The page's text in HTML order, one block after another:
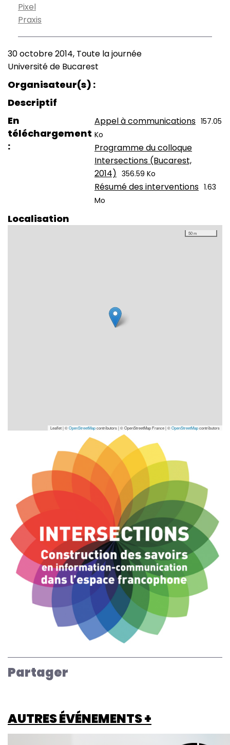
Pixel
Praxis
Date
(smart)
30 octobre 2014, Toute la journée
Lieu
Université de Bucarest
Organisateur(s)
Descriptif
En
téléchargement
Appel à communications 157.05
Ko
Programme du colloque
Intersections (Bucarest,
2014) 356.59 Ko
Résumé des interventions 1.63
Mo
Localisation
50 m
Leaflet | ©OpenStreetMapcontributors|© OpenStreetMap France | ©OpenStreetMapcontributors
Partager
AUTRES ÉVÉNEMENTS +